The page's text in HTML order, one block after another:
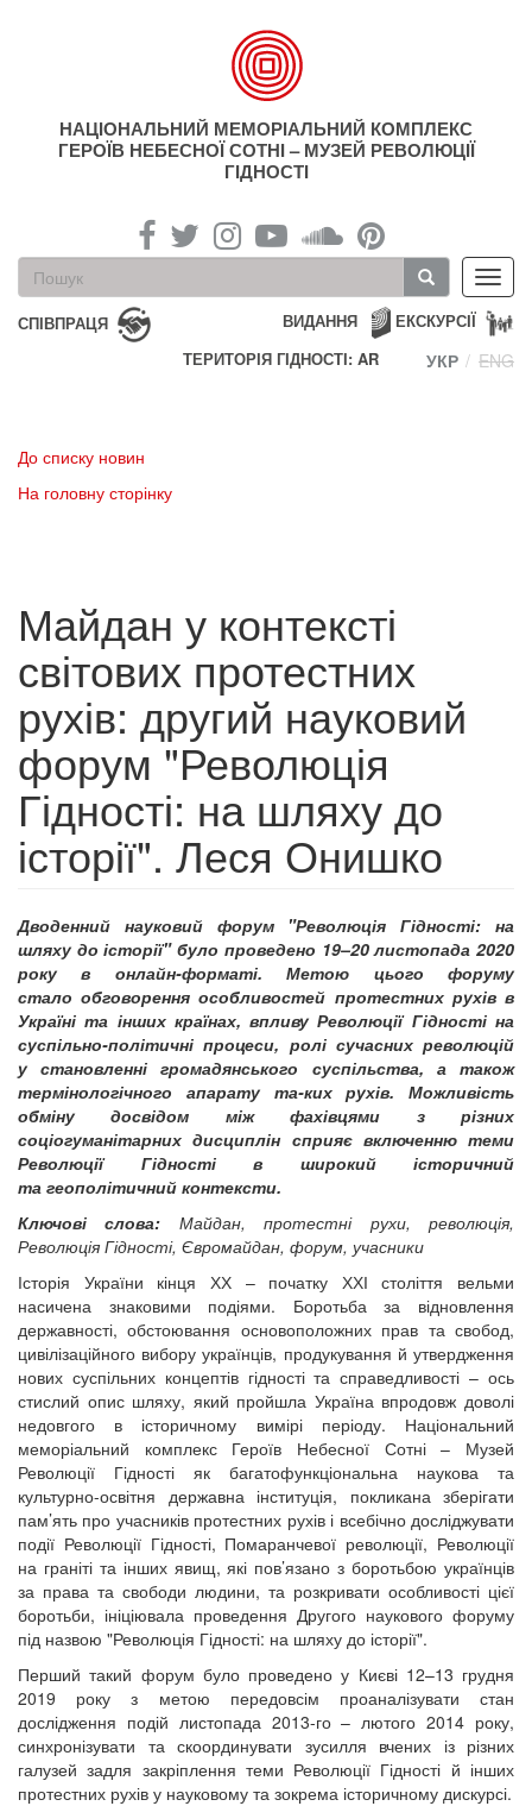
НАЦІОНАЛЬНИЙ МЕМОРІАЛЬНИЙ КОМПЛЕКС
ГЕРОЇВ НЕБЕСНОЇ СОТНІ – МУЗЕЙ РЕВОЛЮЦІЇ
ГІДНОСТІ
Пошукова
форма
Пошук
СПІВПРАЦЯ ЕКСКУРСІЇ
ВИДАННЯ
ТЕРИТОРІЯ ГІДНОСТІ: AR
УКР ENG
До списку новин
На головну сторінку
Майдан у контексті
світових протестних
рухів: другий науковий
форум "Революція
Гідності: на шляху до
історії". Леся Онишко
Дводенний науковий форум "Революція Гідності: на
шляху до історії" було проведено 19–20 листопада 2020
року в онлайн-форматі. Метою цього форуму
стало обговорення особливостей протестних рухів в
Україні та інших країнах, впливу Революції Гідності на
суспільно-політичні процеси, ролі сучасних революцій
у становленні громадянського суспільства, а також
термінологічного апарату та-ких рухів. Можливість
обміну досвідом між фахівцями з різних
соціогуманітарних дисциплін сприяє включенню теми
Революції Гідності в широкий історичний
та геополітичний контексти.
Ключові слова: Майдан, протестні рухи, революція,
Революція Гідності, Євромайдан, форум, учасники
Історія України кінця ХХ – початку ХХІ століття вельми
насичена знаковими подіями. Боротьба за відновлення
державності, обстоювання основоположних прав та свобод,
цивілізаційного вибору українців, продукування й утвердження
нових суспільних концептів гідності та справедливості – ось
стислий опис шляху, який пройшла Україна впродовж доволі
недовгого в історичному вимірі періоду. Національний
меморіальний комплекс Героїв Небесної Сотні – Музей
Революції Гідності як багатофункціональна наукова та
культурно-освітня державна інституція, покликана зберігати
пам’ять про учасників протестних рухів і всебічно досліджувати
події Революції Гідності, Помаранчевої революції, Революції
на граніті та інших явищ, які пов’язано з боротьбою українців
за права та свободи людини, та розкривати особливості цієї
боротьби, ініціювала проведення Другого наукового форуму
під назвою "Революція Гідності: на шляху до історії".
Перший такий форум було проведено у Києві 12–13 грудня
2019 року з метою передовсім проаналізувати стан
дослідження подій листопада 2013-го – лютого 2014 року,
синхронізувати та скоординувати зусилля вчених із різних
галузей задля закріплення теми Революції Гідності й інших
протестних рухів у науковому та зокрема історичному дискурсі.